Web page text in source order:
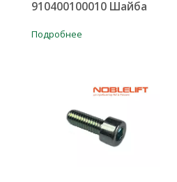
910400100010 Шайба
Подробнее